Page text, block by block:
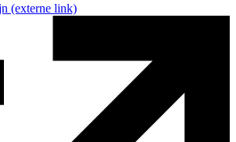
(externe link)